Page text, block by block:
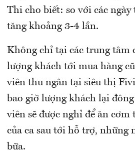
Thi cho biết: so với các
tăng khoảng 3-4 lần.
Không chỉ tại các trung tâm
lượng khách tới mua hàng
viên thu ngân tại siêu thị
bao giờ lượng khách lại
viên sẽ được nghỉ để ăn
của ca sau tới hỗ trợ, những
bữa.